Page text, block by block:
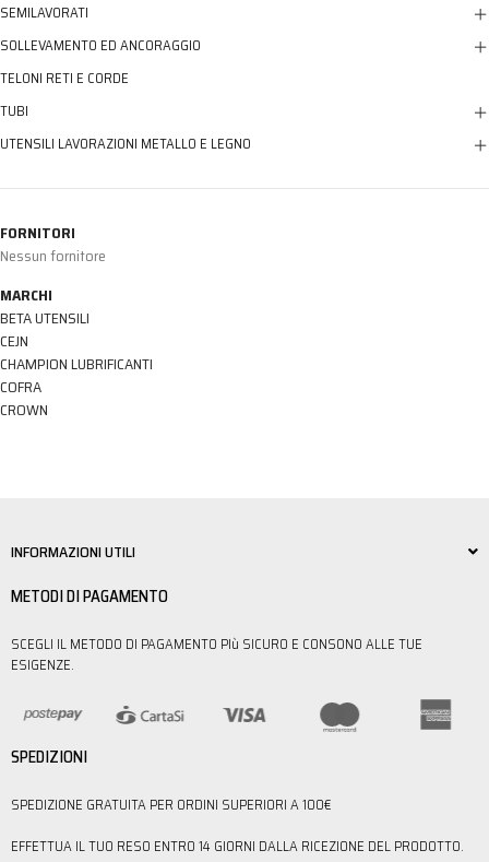
SEMILAVORATI
SOLLEVAMENTO ED ANCORAGGIO
TELONI RETI E CORDE
TUBI
UTENSILI LAVORAZIONI METALLO E LEGNO
FORNITORI
Nessun fornitore
MARCHI
BETA UTENSILI
CEJN
CHAMPION LUBRIFICANTI
COFRA
CROWN
INFORMAZIONI UTILI
METODI DI PAGAMENTO
SCEGLI IL METODO DI PAGAMENTO PIù SICURO E CONSONO ALLE TUE
ESIGENZE.
SPEDIZIONI
SPEDIZIONE GRATUITA PER ORDINI SUPERIORI A 100€
EFFETTUA IL TUO RESO ENTRO 14 GIORNI DALLA RICEZIONE DEL PRODOTTO.